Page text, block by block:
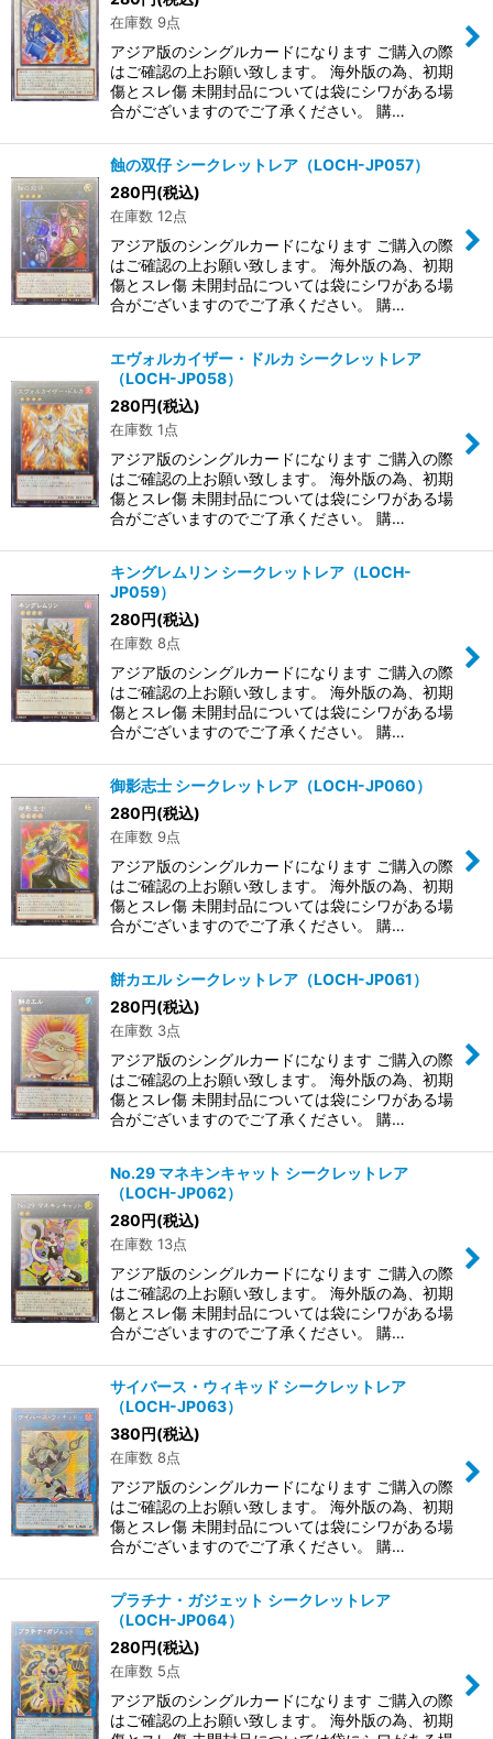
在庫数 9点
アジア版のシングルカードになります ご購入の際
はご確認の上お願い致します。 海外版の為、初期
傷とスレ傷 未開封品については袋にシワがある場
合がございますのでご了承ください。 購…
蝕の双仔 シークレットレア（LOCH-JP057）
280円(税込)
在庫数 12点
アジア版のシングルカードになります ご購入の際
はご確認の上お願い致します。 海外版の為、初期
傷とスレ傷 未開封品については袋にシワがある場
合がございますのでご了承ください。 購…
エヴォルカイザー・ドルカ シークレットレア
（LOCH-JP058）
280円(税込)
在庫数 1点
アジア版のシングルカードになります ご購入の際
はご確認の上お願い致します。 海外版の為、初期
傷とスレ傷 未開封品については袋にシワがある場
合がございますのでご了承ください。 購…
キングレムリン シークレットレア（LOCH-
JP059）
280円(税込)
在庫数 8点
アジア版のシングルカードになります ご購入の際
はご確認の上お願い致します。 海外版の為、初期
傷とスレ傷 未開封品については袋にシワがある場
合がございますのでご了承ください。 購…
御影志士 シークレットレア（LOCH-JP060）
280円(税込)
在庫数 9点
アジア版のシングルカードになります ご購入の際
はご確認の上お願い致します。 海外版の為、初期
傷とスレ傷 未開封品については袋にシワがある場
合がございますのでご了承ください。 購…
餅カエル シークレットレア（LOCH-JP061）
280円(税込)
在庫数 3点
アジア版のシングルカードになります ご購入の際
はご確認の上お願い致します。 海外版の為、初期
傷とスレ傷 未開封品については袋にシワがある場
合がございますのでご了承ください。 購…
No.29 マネキンキャット シークレットレア
（LOCH-JP062）
280円(税込)
在庫数 13点
アジア版のシングルカードになります ご購入の際
はご確認の上お願い致します。 海外版の為、初期
傷とスレ傷 未開封品については袋にシワがある場
合がございますのでご了承ください。 購…
サイバース・ウィキッド シークレットレア
（LOCH-JP063）
380円(税込)
在庫数 8点
アジア版のシングルカードになります ご購入の際
はご確認の上お願い致します。 海外版の為、初期
傷とスレ傷 未開封品については袋にシワがある場
合がございますのでご了承ください。 購…
プラチナ・ガジェット シークレットレア
（LOCH-JP064）
280円(税込)
在庫数 5点
アジア版のシングルカードになります ご購入の際
はご確認の上お願い致します。 海外版の為、初期